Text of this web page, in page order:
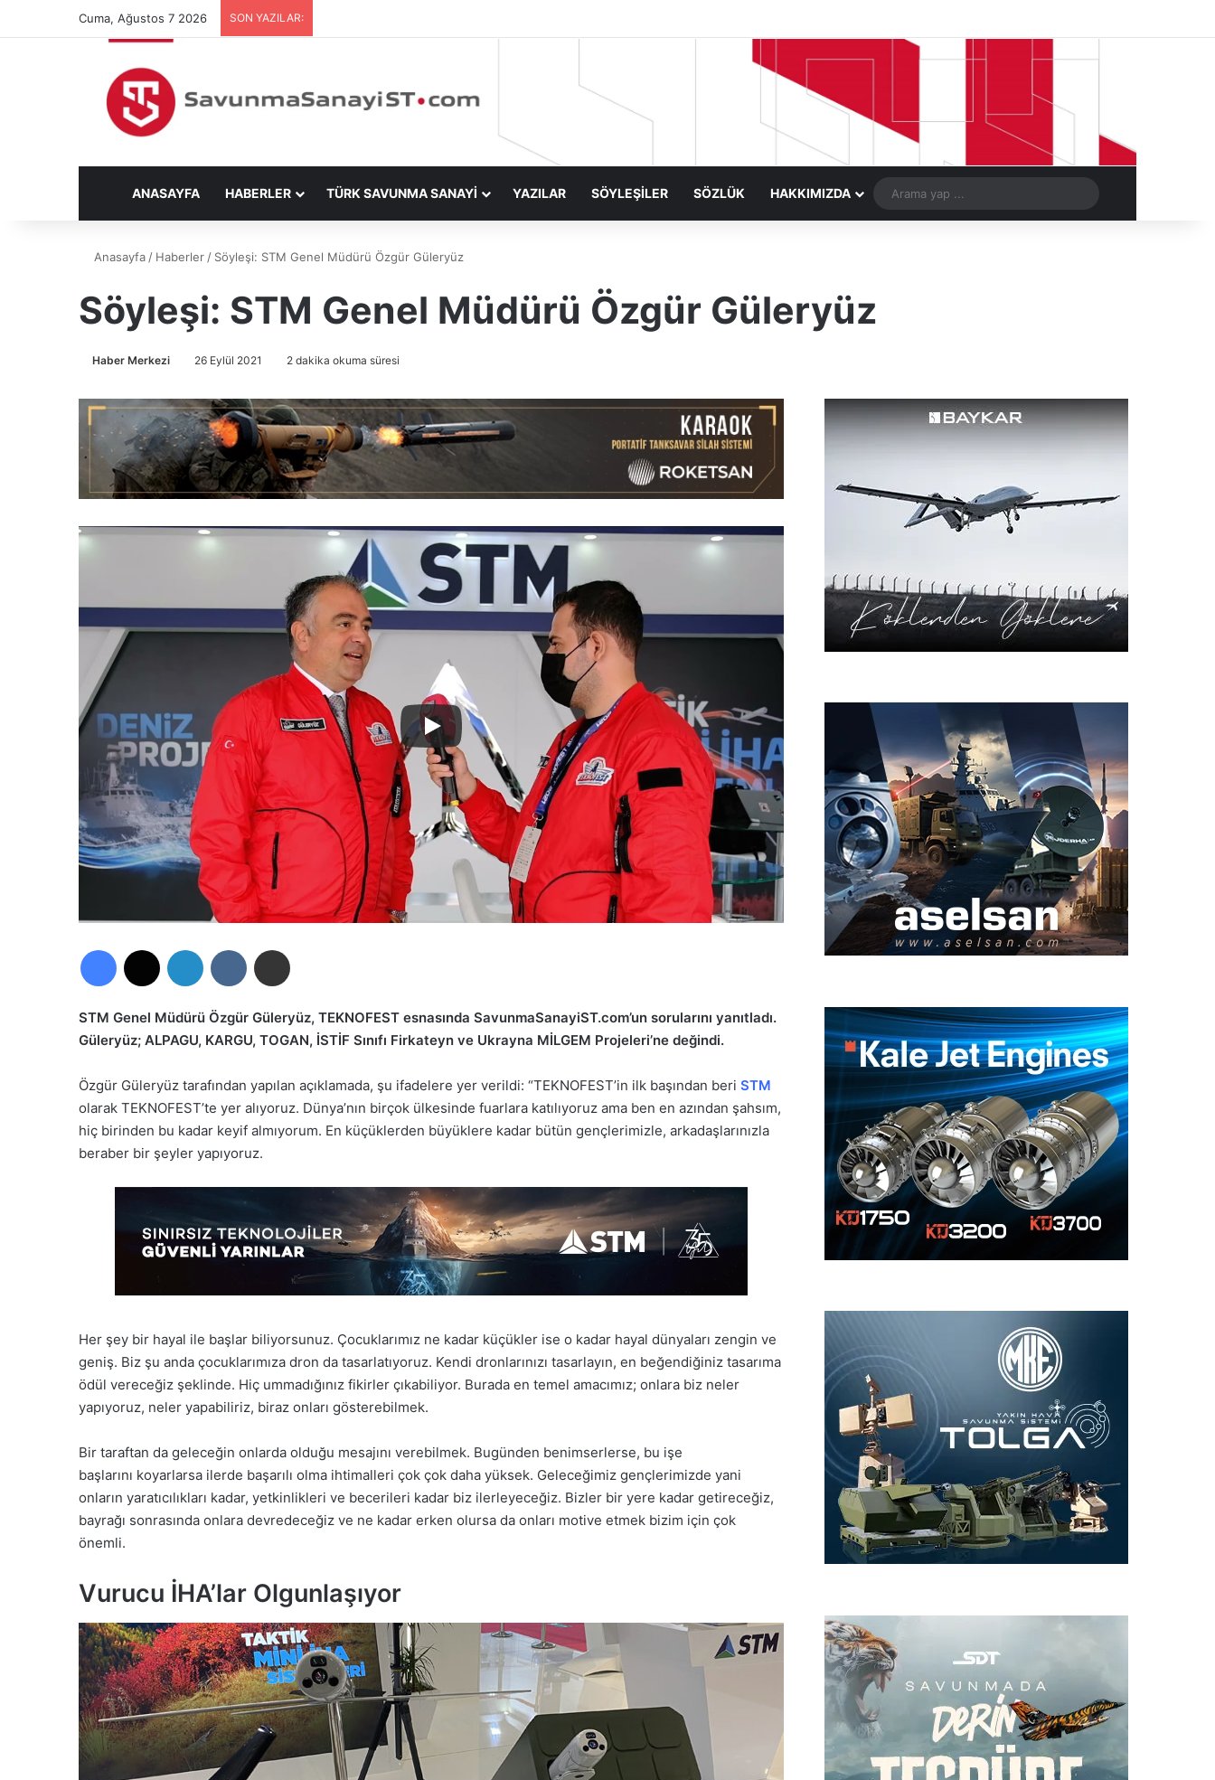
Cuma, Ağustos 7 2026 SON YAZILAR:
ANASAYFA HABERLER TÜRK SAVUNMA SANAYİ YAZILAR SÖYLEŞİLER SÖZLÜK HAKKIMIZDA
yap
Anasayfa/ Haberler/ Söyleşi: STM Genel Müdürü Özgür Güleryüz
Söyleşi: STM Genel Müdürü Özgür Güleryüz
Haber Merkezi 26 Eylül 2021 2 dakika okuma süresi
STM Genel Müdürü Özgür Güleryüz, TEKNOFEST esnasında SavunmaSanayiST.com’un sorularını yanıtladı.
Güleryüz; ALPAGU, KARGU, TOGAN, İSTİF Sınıfı Firkateyn ve Ukrayna MİLGEM Projeleri’ne değindi.
Özgür Güleryüz tarafından yapılan açıklamada, şu ifadelere yer verildi: “TEKNOFEST’in ilk başından beri STM
olarak TEKNOFEST’te yer alıyoruz. Dünya’nın birçok ülkesinde fuarlara katılıyoruz ama ben en azından şahsım,
hiç birinden bu kadar keyif almıyorum. En küçüklerden büyüklere kadar bütün gençlerimizle, arkadaşlarınızla
beraber bir şeyler yapıyoruz.
Her şey bir hayal ile başlar biliyorsunuz. Çocuklarımız ne kadar küçükler ise o kadar hayal dünyaları zengin
geniş. Biz şu anda çocuklarımıza dron da tasarlatıyoruz. Kendi dronlarınızı tasarlayın, en beğendiğiniz tasarıma
ödül vereceğiz şeklinde. Hiç ummadığınız fikirler çıkabiliyor. Burada en temel amacımız; onlara biz neler
yapıyoruz, neler yapabiliriz, biraz onları gösterebilmek.
Bir taraftan da geleceğin onlarda olduğu mesajını verebilmek. Bugünden benimserlerse, bu işe
başlarını koyarlarsa ilerde başarılı olma ihtimalleri çok çok daha yüksek. Geleceğimiz gençlerimizde yani
onların yaratıcılıkları kadar, yetkinlikleri ve becerileri kadar biz ilerleyeceğiz. Bizler bir yere kadar getireceğiz,
bayrağı sonrasında onlara devredeceğiz ve ne kadar erken olursa da onları motive etmek bizim için çok
önemli.
Vurucu İHA’lar Olgunlaşıyor